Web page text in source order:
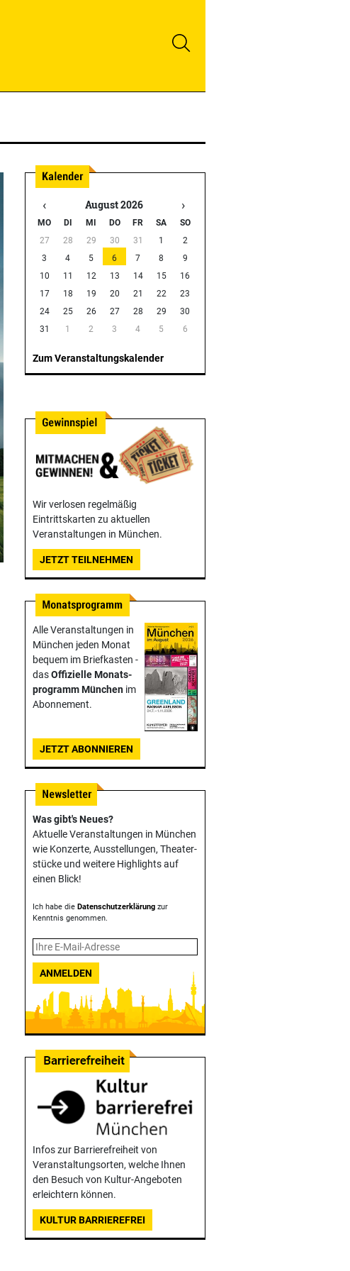
‹ August 2026 ›
MO DI MI DO FR SA
SO
27
28 29 30 31 1
2
3
4 5 6 7 8
9
10
11 12 13 14 15
16
17
18 19 20 21 22
23
24
25 26 27 28 29
30
31
1 2 3 4 5 6
Zum Veranstaltungskalender
Wir verlosen regelmäßig
Eintrittskarten zu aktuellen
Veranstaltungen in München.
JETZT TEILNEHMEN
Alle Veranstaltungen in
München jeden Monat
bequem im Briefkasten -
dasOffizielle Monats­
programm München im
Abonnement.
JETZT ABONNIEREN
Was gibt's Neues?
Aktuelle Veranstaltungen in München
wie Konzerte, Ausstellungen, Theater­
stücke und weitere Highlights auf
einen Blick!
Ich habe die Datenschutzerklärung zur
Kenntnis genommen.
ANMELDEN
Infos zur Barrierefreiheit von
Veranstaltungsorten, welche Ihnen
den Besuch von Kultur-Angeboten
erleichtern können.
KULTUR BARRIEREFREI